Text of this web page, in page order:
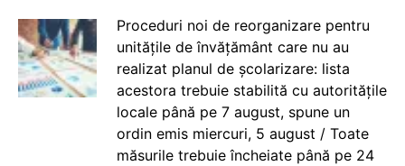
Proceduri noi de reorganizare pentru
unitățile de învățământ care nu au
realizat planul de școlarizare: lista
acestora trebuie stabilită cu autoritățile
locale până pe 7 august, spune un
ordin emis miercuri, 5 august / Toate
măsurile trebuie încheiate până pe 24